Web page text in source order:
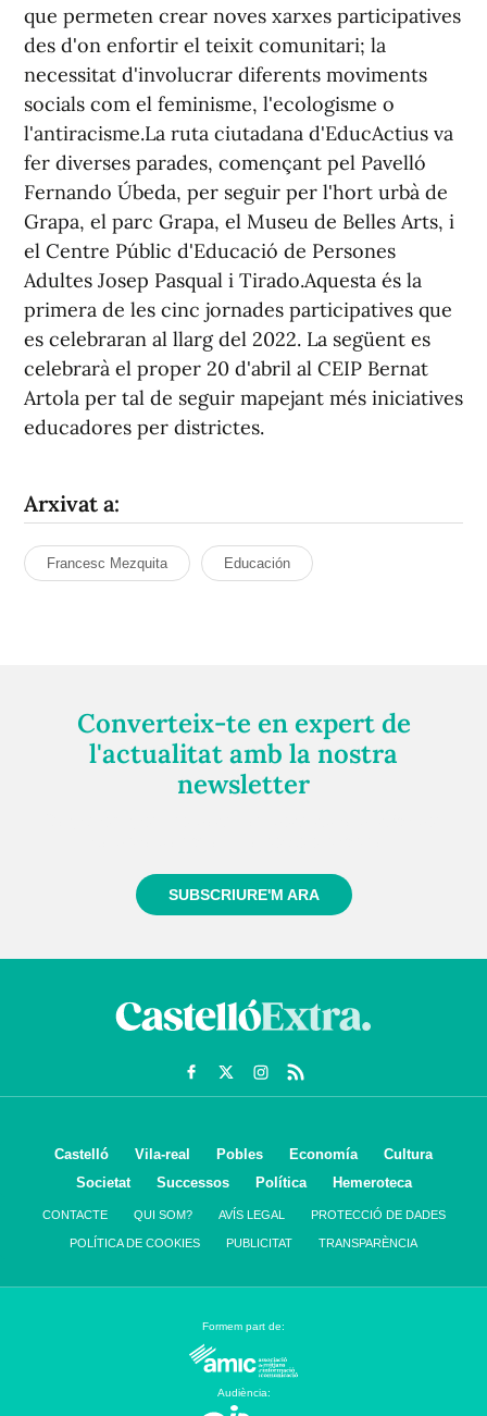
que permeten crear noves xarxes participatives
des d'on enfortir el teixit comunitari; la
necessitat d'involucrar diferents moviments
socials com el feminisme, l'ecologisme o
l'antiracisme.La ruta ciutadana d'EducActius va
fer diverses parades, començant pel Pavelló
Fernando Úbeda, per seguir per l'hort urbà de
Grapa, el parc Grapa, el Museu de Belles Arts, i
el Centre Públic d'Educació de Persones
Adultes Josep Pasqual i Tirado.Aquesta és la
primera de les cinc jornades participatives que
es celebraran al llarg del 2022. La següent es
celebrarà el proper 20 d'abril al CEIP Bernat
Artola per tal de seguir mapejant més iniciatives
educadores per districtes.
Arxivat a:
Francesc Mezquita Educación
Converteix-te en expert de
l'actualitat amb la nostra
newsletter
SUBSCRIURE'M ARA
Castelló Vila-real Pobles Economía
Cultura
Societat
Successos Política Hemeroteca
CONTACTE QUI SOM? AVÍS LEGAL PROTECCIÓ DE DADES
POLÍTICA DE COOKIES PUBLICITAT TRANSPARÈNCIA
Formem part de:
Audiència: